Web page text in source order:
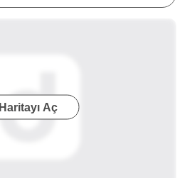
Haritayı Aç